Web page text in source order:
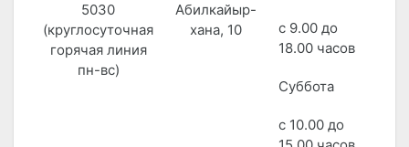
5030
(круглосуточная
горячая линия
пн-вс)
Абилкайыр-
хана, 10
с 9.00 до
18.00 часов
Суббота
с 10.00 до